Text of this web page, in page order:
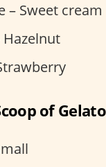
– Sweet cream
Hazelnut
of